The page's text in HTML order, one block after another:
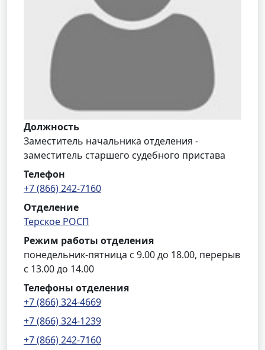
Должность
Заместитель начальника отделения -
заместитель старшего судебного пристава
Телефон
+7 (866) 242-7160
Отделение
Терское РОСП
Режим работы отделения
понедельник-пятница с 9.00 до 18.00, перерыв
с 13.00 до 14.00
Телефоны отделения
+7 (866) 324-4669
+7 (866) 324-1239
+7 (866) 242-7160